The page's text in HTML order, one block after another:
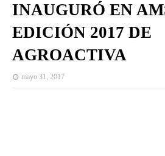
INAUGURÓ EN
EDICIÓN 2017 DE
AGROACTIVA
mayo 31, 2017